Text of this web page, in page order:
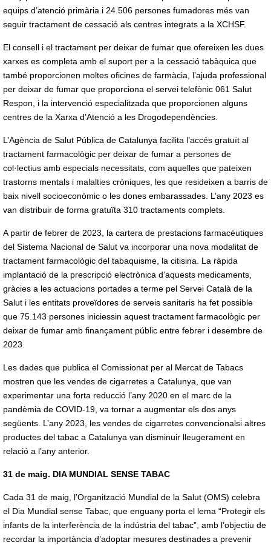
equips d’atenció primària i 24.506 persones fumadores més van
seguir tractament de cessació als centres integrats a la XCHSF.
El consell i el tractament per deixar de fumar que ofereixen les dues
xarxes es completa amb el suport per a la cessació tabàquica que
també proporcionen moltes oficines de farmàcia, l’ajuda professional
per deixar de fumar que proporciona el servei telefònic 061 Salut
Respon, i la intervenció especialitzada que proporcionen alguns
centres de la Xarxa d’Atenció a les Drogodependències.
L’Agència de Salut Pública de Catalunya facilita l’accés gratuït al
tractament farmacològic per deixar de fumar a persones de
col·lectius amb especials necessitats, com aquelles que pateixen
trastorns mentals i malalties cròniques, les que resideixen a barris de
baix nivell socioeconòmic o les dones embarassades. L’any 2023 es
van distribuir de forma gratuïta 310 tractaments complets.
A partir de febrer de 2023, la cartera de prestacions farmacèutiques
del Sistema Nacional de Salut va incorporar una nova modalitat de
tractament farmacològic del tabaquisme, la citisina. La ràpida
implantació de la prescripció electrònica d’aquests medicaments,
gràcies a les actuacions portades a terme pel Servei Català de la
Salut i les entitats proveïdores de serveis sanitaris ha fet possible
que 75.143 persones iniciessin aquest tractament farmacològic per
deixar de fumar amb finançament públic entre febrer i desembre de
2023.
Les dades que publica el Comissionat per al Mercat de Tabacs
mostren que les vendes de cigarretes a Catalunya, que van
experimentar una forta reducció l’any 2020 en el marc de la
pandèmia de COVID-19, va tornar a augmentar els dos anys
següents. L’any 2023, les vendes de cigarretes convencionalsi altres
productes del tabac a Catalunya van disminuir lleugerament en
relació a l’any anterior.
31 de maig. DIA MUNDIAL SENSE TABAC
Cada 31 de maig, l’Organització Mundial de la Salut (OMS) celebra
el Dia Mundial sense Tabac, que enguany porta el lema “Protegir els
infants de la interferència de la indústria del tabac”, amb l’objectiu de
recordar la importància d’adoptar mesures destinades a prevenir